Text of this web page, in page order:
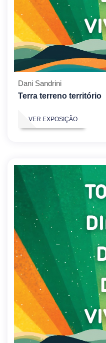
Dani Sandrini
Terra terreno território
VER EXPOSIÇÃO